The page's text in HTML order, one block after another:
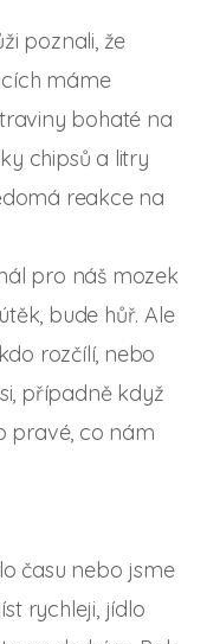
poznali, že
máme
bohaté na
chipsů a litry
reakce na
pro náš mozek
bude hůř. Ale
rozčílí, nebo
případně když
pravé, co nám
času nebo jsme
rychleji, jídlo